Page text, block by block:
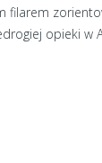
filarem
opieki w